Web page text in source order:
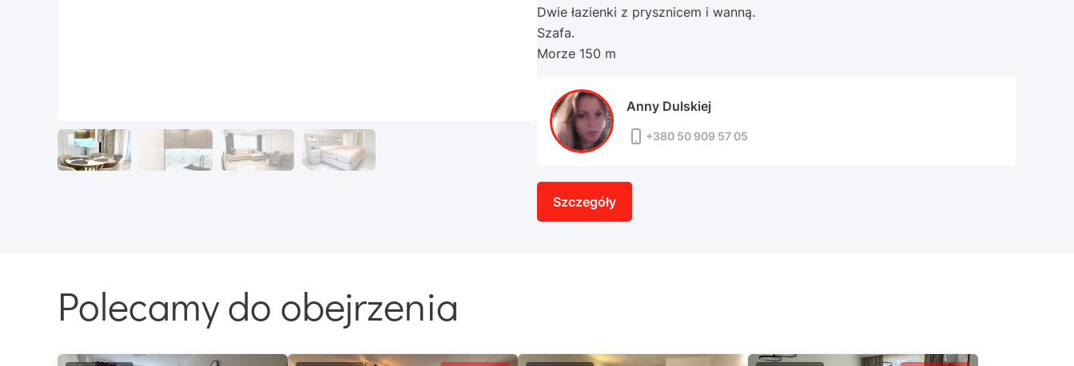
Dwie łazienki z prysznicem i wanną.
Szafa.
Morze 150 m
Anny Dulskiej
+380 50 909 57 05
Szczegóły
Polecamy do obejrzenia